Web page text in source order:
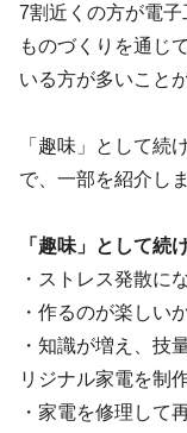
7割近くの方が電
ものづくりを通じ
いる方が多いこと
「趣味」として続
で、一部を紹介しま
「趣味」として続
・ストレス発散に
・作るのが楽しい
・知識が増え、技
リジナル家電を制
・家電を修理して